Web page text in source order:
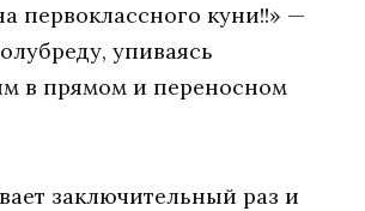
первоклассного куни!!» —
упиваясь
в прямом и переносном
заключительный раз и